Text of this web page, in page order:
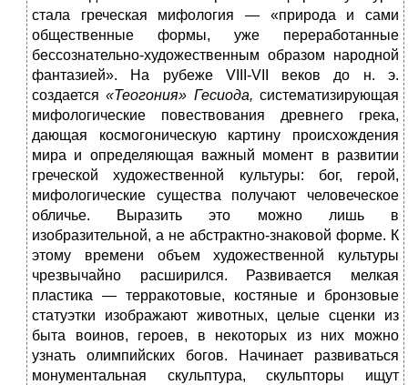
стала греческая мифология — «природа и сами
общественные формы, уже переработанные
бессознательно-художественным образом народной
фантазией». На рубеже VIII-VII веков до н. э.
создается«Теогония» Гесиода, систематизирующая
мифологические повествования древнего грека,
дающая космогоническую картину происхождения
мира и определяющая важный момент в развитии
греческой художественной культуры: бог, герой,
мифологические существа получают человеческое
обличье. Выразить это можно лишь в
изобразительной, а не абстрактно-знаковой форме. К
этому времени объем художественной культуры
чрезвычайно расширился. Развивается мелкая
пластика — терракотовые, костяные и бронзовые
статуэтки изображают животных, целые сценки из
быта воинов, героев, в некоторых из них можно
узнать олимпийских богов. Начинает развиваться
монументальная скульптура, скульпторы ищут